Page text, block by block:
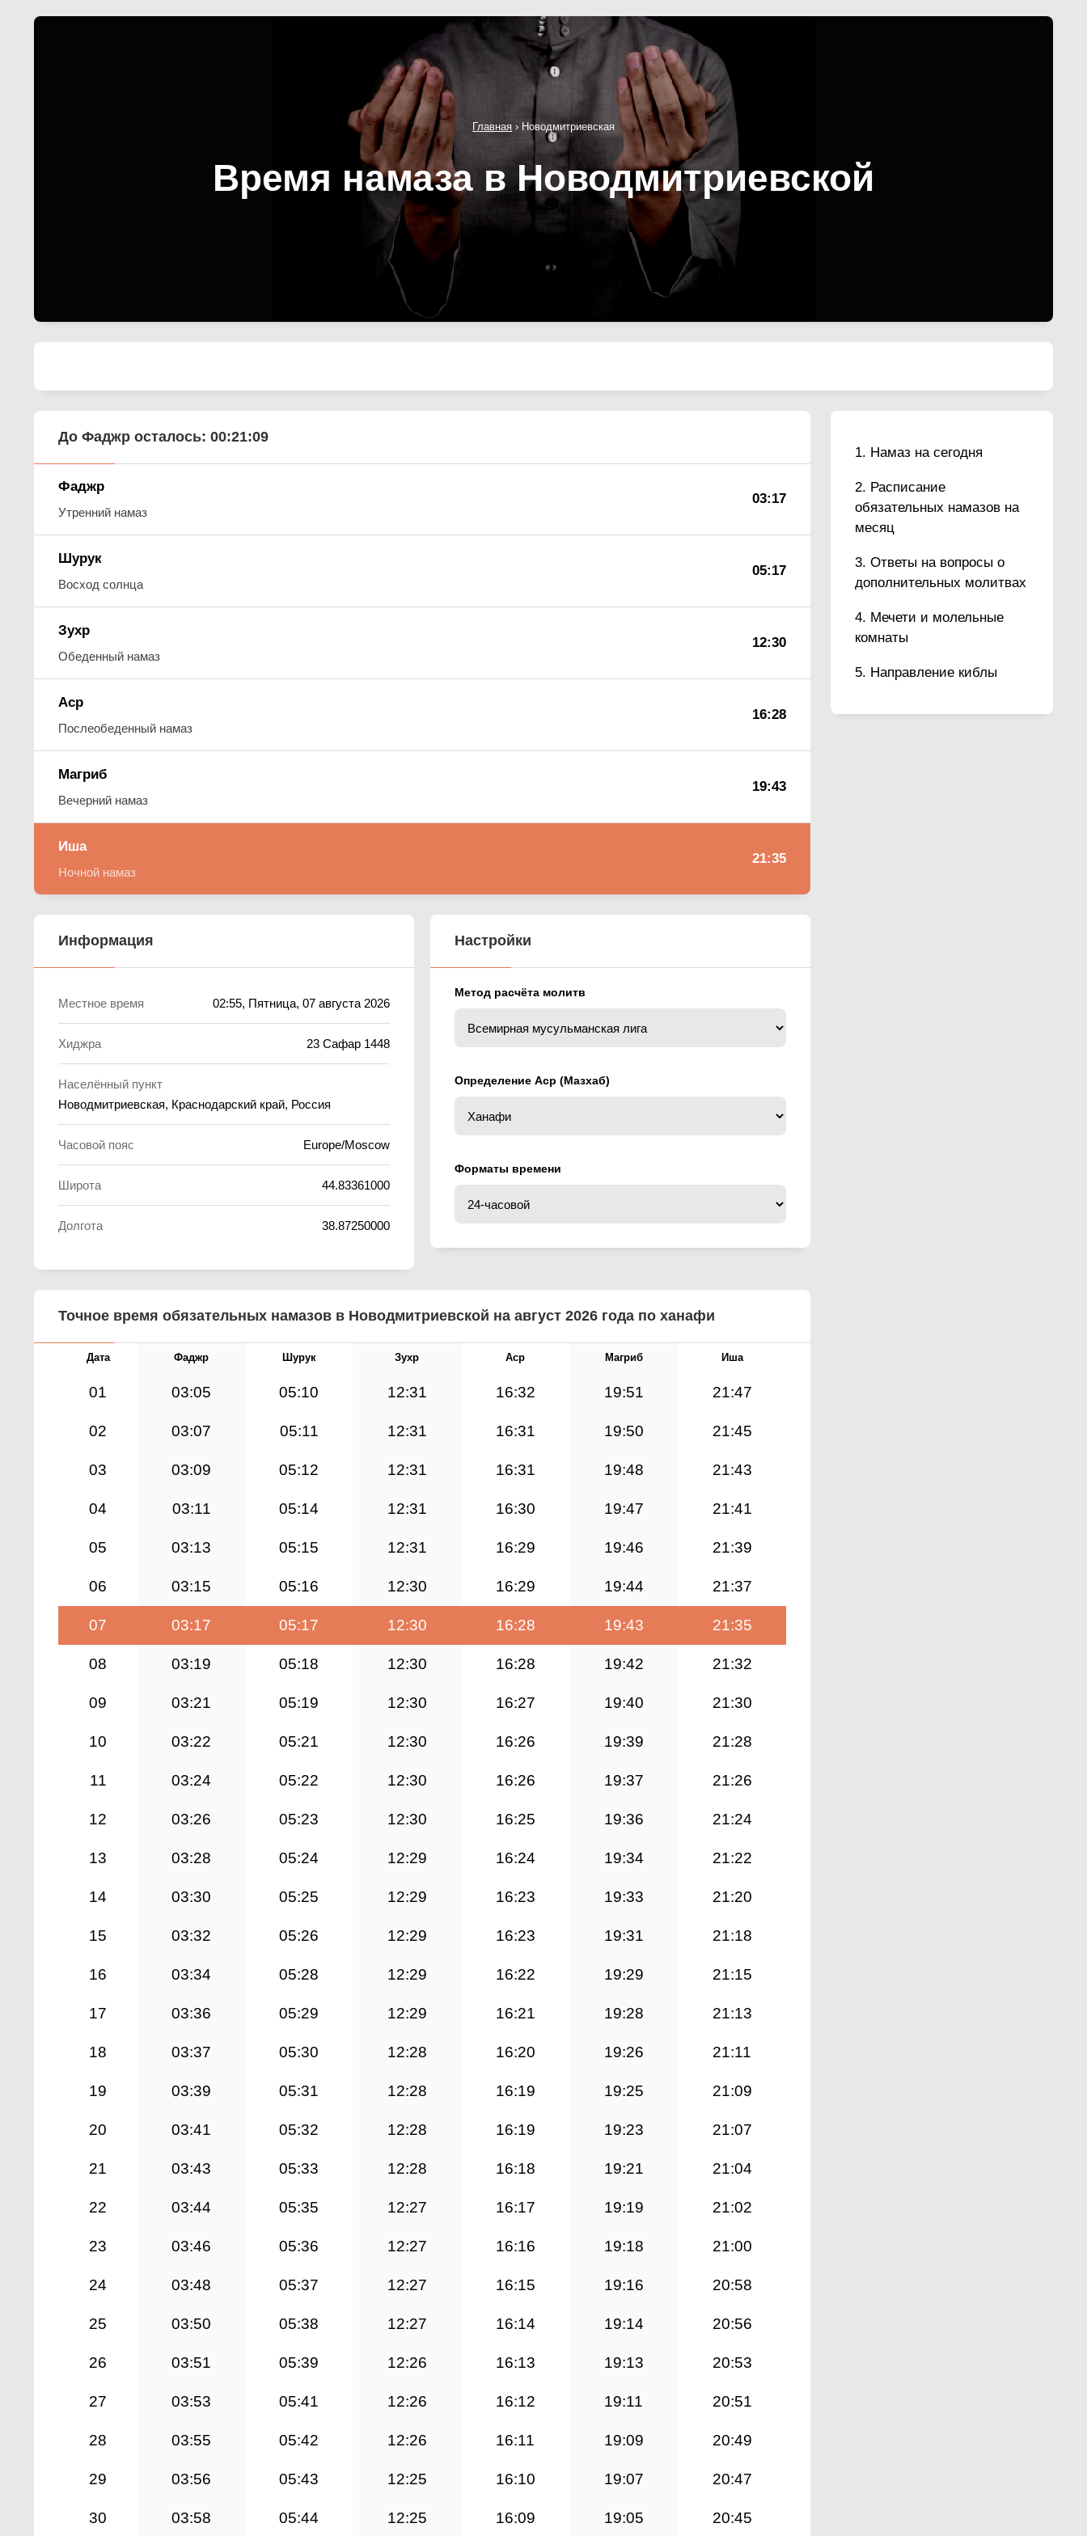
Главная › Новодмитриевская
Время намаза в Новодмитриевской
Намаз на сегодня
Расписание
обязательных намазов на
месяц
Ответы на вопросы о
дополнительных молитвах
Мечети и молельные
комнаты
Направление киблы
До Фаджр осталось: 00:21:08
Фаджр
Утренний намаз
03:17
Шурук
Восход солнца
05:17
Зухр
Обеденный намаз
12:30
Аср
Послеобеденный намаз
16:28
Магриб
Вечерний намаз
19:43
Иша
Ночной намаз
21:35
Информация
Местное время 02:55, Пятница, 07 августа 2026
Хиджра 23 Сафар 1448
Населённый пункт
Новодмитриевская, Краснодарский край, Россия
Часовой пояс Europe/Moscow
Широта 44.83361000
Долгота 38.87250000
Настройки
Метод расчёта молитв
Определение Аср (Мазхаб)
Форматы времени
Точное время обязательных намазов в Новодмитриевской на август 2026 года по ханафи
Дата Фаджр Шурук Зухр Аср Магриб Иша
01 03:05 05:10 12:31 16:32 19:51 21:47
02 03:07 05:11 12:31 16:31 19:50 21:45
03 03:09 05:12 12:31 16:31 19:48 21:43
04 03:11 05:14 12:31 16:30 19:47 21:41
05 03:13 05:15 12:31 16:29 19:46 21:39
06 03:15 05:16 12:30 16:29 19:44 21:37
07 03:17 05:17 12:30 16:28 19:43 21:35
08 03:19 05:18 12:30 16:28 19:42 21:32
09 03:21 05:19 12:30 16:27 19:40 21:30
10 03:22 05:21 12:30 16:26 19:39 21:28
11 03:24 05:22 12:30 16:26 19:37 21:26
12 03:26 05:23 12:30 16:25 19:36 21:24
13 03:28 05:24 12:29 16:24 19:34 21:22
14 03:30 05:25 12:29 16:23 19:33 21:20
15 03:32 05:26 12:29 16:23 19:31 21:18
16 03:34 05:28 12:29 16:22 19:29 21:15
17 03:36 05:29 12:29 16:21 19:28 21:13
18 03:37 05:30 12:28 16:20 19:26 21:11
19 03:39 05:31 12:28 16:19 19:25 21:09
20 03:41 05:32 12:28 16:19 19:23 21:07
21 03:43 05:33 12:28 16:18 19:21 21:04
22 03:44 05:35 12:27 16:17 19:19 21:02
23 03:46 05:36 12:27 16:16 19:18 21:00
24 03:48 05:37 12:27 16:15 19:16 20:58
25 03:50 05:38 12:27 16:14 19:14 20:56
26 03:51 05:39 12:26 16:13 19:13 20:53
27 03:53 05:41 12:26 16:12 19:11 20:51
28 03:55 05:42 12:26 16:11 19:09 20:49
29 03:56 05:43 12:25 16:10 19:07 20:47
30 03:58 05:44 12:25 16:09 19:05 20:45